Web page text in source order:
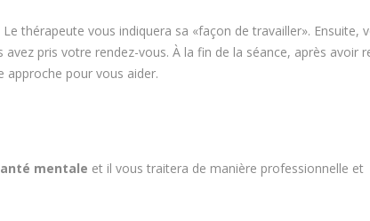
thérapeute vous indiquera sa «façon de travailler». Ensuite,
pris votre rendez-vous. À la fin de la séance, après avoir
approche pour vous aider.
mentale et il vous traitera de manière professionnelle et